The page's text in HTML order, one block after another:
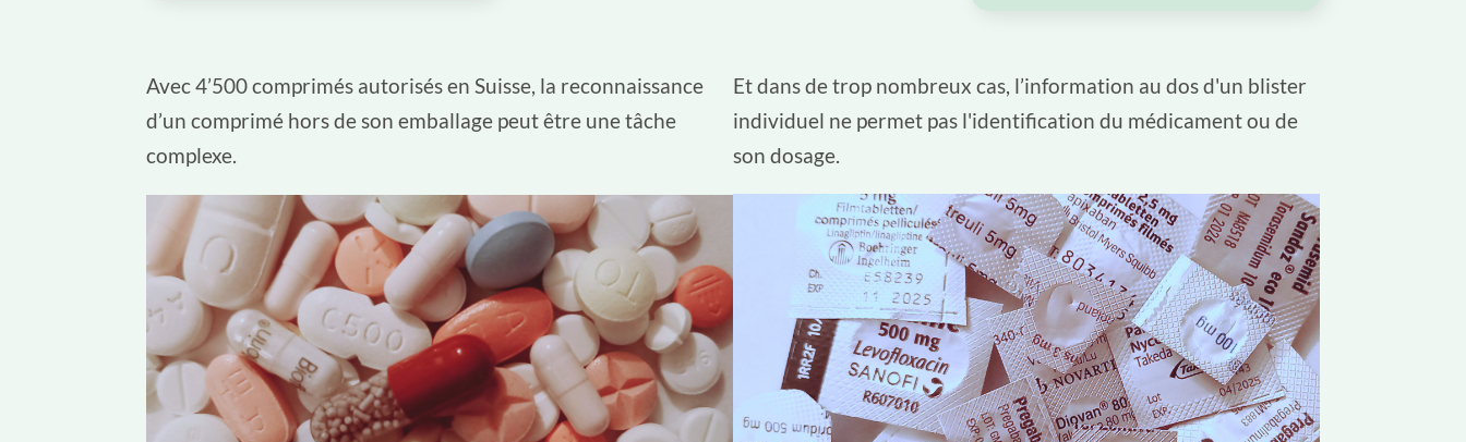
Avec 4’500 comprimés autorisés en Suisse, la reconnaissance
d’un comprimé hors de son emballage peut être une tâche
complexe.
Et dans de trop nombreux cas, l’information au dos d'un blister
individuel ne permet pas l'identification du médicament ou de
son dosage.